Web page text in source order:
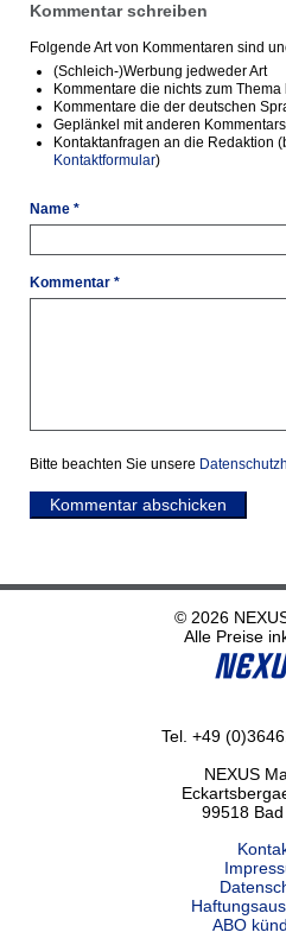
Kommentar schreiben
Folgende Art von Kommentaren sind
(Schleich-)Werbung jedweder Art
Kommentare die nichts zum Thema
Kommentare die der deutschen
Geplänkel mit anderen
Kontaktanfragen an die Redaktion
Kontaktformular)
Name *
Kommentar *
Bitte beachten Sie unsere
Kommentar abschicken
© 2026
Alle Preise
Tel. +49
NEXUS
99518
ABO